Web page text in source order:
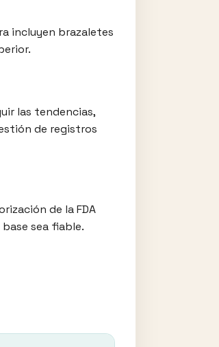
incluyen brazaletes
las tendencias,
de registros
de la FDA
sea fiable.